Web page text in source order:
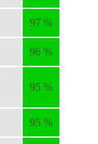
97 %
96 %
95 %
95 %